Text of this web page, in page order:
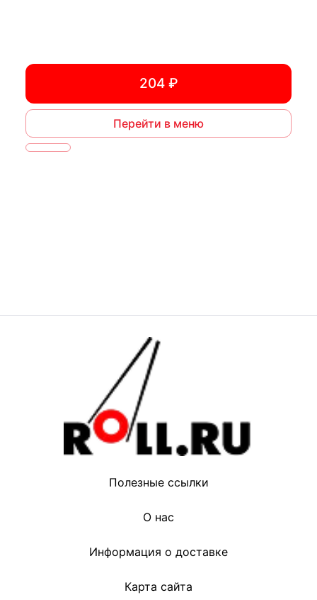
204 ₽
Перейти в меню
Полезные ссылки
О нас
Информация о доставке
Карта сайта